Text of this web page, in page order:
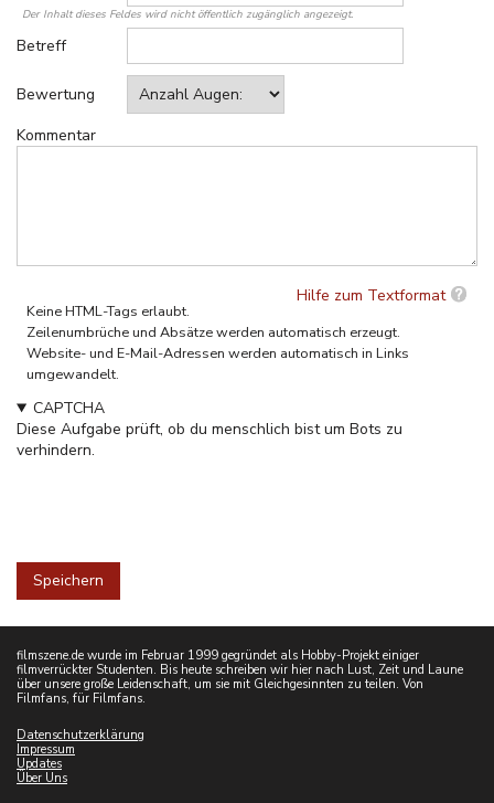
Der Inhalt dieses Feldes wird nicht öffentlich zugänglich angezeigt.
Betreff
Bewertung
Kommentar
Hilfe zum Textformat
Keine HTML-Tags erlaubt.
Zeilenumbrüche und Absätze werden automatisch erzeugt.
Website- und E-Mail-Adressen werden automatisch in Links
umgewandelt.
CAPTCHA
Diese Aufgabe prüft, ob du menschlich bist um Bots zu
verhindern.
filmszene.de wurde im Februar 1999 gegründet als Hobby-Projekt einiger
filmverrückter Studenten. Bis heute schreiben wir hier nach Lust, Zeit und Laune
über unsere große Leidenschaft, um sie mit Gleichgesinnten zu teilen. Von
Filmfans, für Filmfans.
Datenschutzerklärung
Impressum
Updates
Über Uns